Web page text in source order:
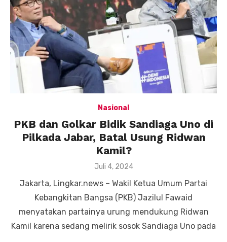
Nasional
PKB dan Golkar Bidik Sandiaga Uno di
Pilkada Jabar, Batal Usung Ridwan
Kamil?
Posted
Juli 4, 2024
Jakarta, Lingkar.news – Wakil Ketua Umum Partai
Kebangkitan Bangsa (PKB) Jazilul Fawaid
menyatakan partainya urung mendukung Ridwan
Kamil karena sedang melirik sosok Sandiaga Uno pada